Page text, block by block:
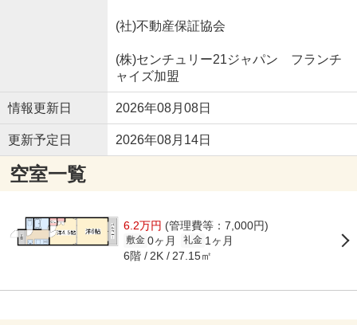
(社)不動産保証協会
(株)センチュリー21ジャパン フランチ
ャイズ加盟
情報更新日 2026年08月08日
更新予定日 2026年08月14日
空室一覧
6.2万円 (管理費等：7,000円)
敷金 0ヶ月 礼金 1ヶ月
6階 2K 27.15㎡